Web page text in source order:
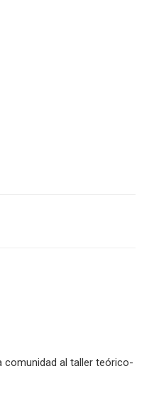
comunidad al taller teórico-